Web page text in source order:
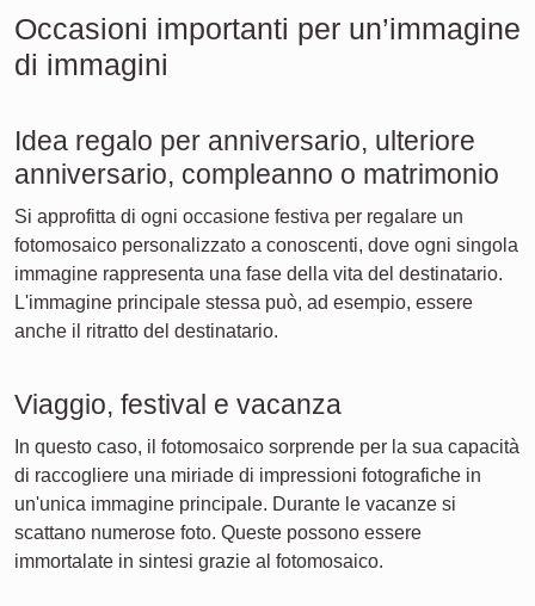
Occasioni importanti per un’immagine
di immagini
Idea regalo per anniversario, ulteriore
anniversario, compleanno o matrimonio
Si approfitta di ogni occasione festiva per regalare un
fotomosaico personalizzato a conoscenti, dove ogni singola
immagine rappresenta una fase della vita del destinatario.
L'immagine principale stessa può, ad esempio, essere
anche il ritratto del destinatario.
Viaggio, festival e vacanza
In questo caso, il fotomosaico sorprende per la sua capacità
di raccogliere una miriade di impressioni fotografiche in
un'unica immagine principale. Durante le vacanze si
scattano numerose foto. Queste possono essere
immortalate in sintesi grazie al fotomosaico.